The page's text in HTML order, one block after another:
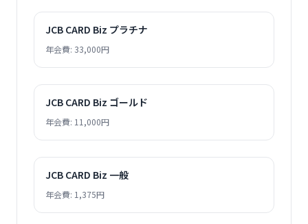
JCB CARD Biz プラチナ
年会費: 33,000円
JCB CARD Biz ゴールド
年会費: 11,000円
JCB CARD Biz 一般
年会費: 1,375円